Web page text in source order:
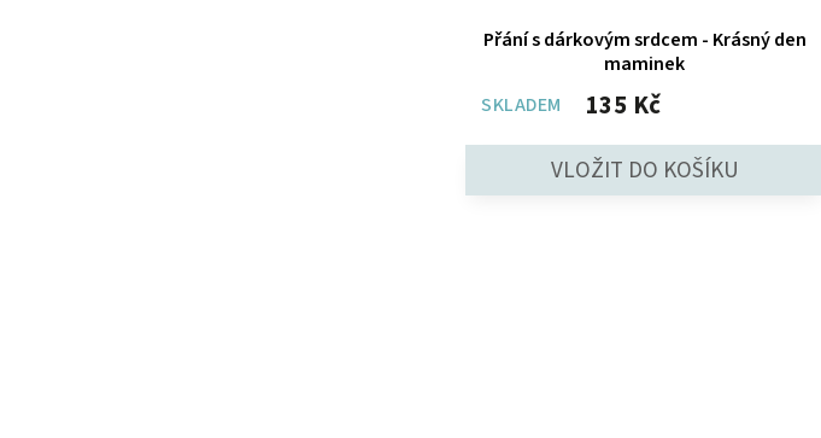
Přání s dárkovým srdcem - Krásný den
maminek
SKLADEM
135 Kč